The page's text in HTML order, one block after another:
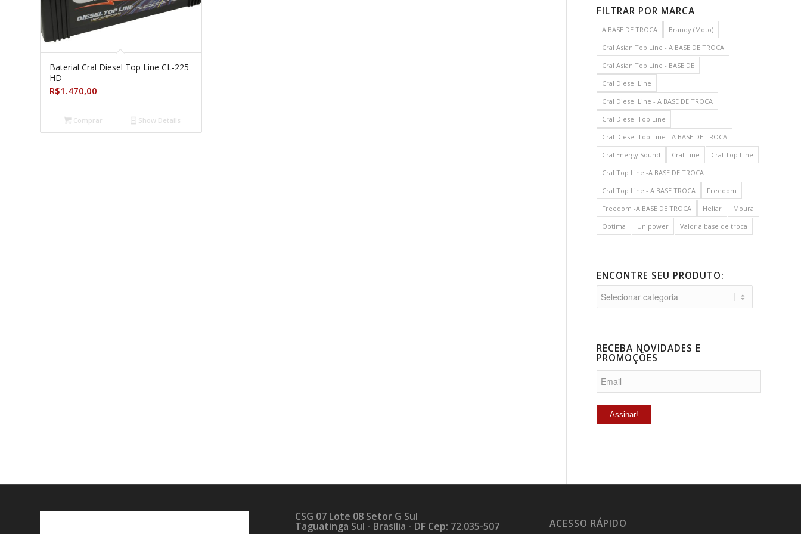
Baterial Cral Diesel Top Line CL-225
HD
R$1.470,00
Comprar Show Details
FILTRAR POR MARCA
A BASE DE TROCA
Brandy (Moto)
Cral Asian Top Line - A BASE DE TROCA
Cral Asian Top Line - BASE DE
Cral Diesel Line
Cral Diesel Line - A BASE DE TROCA
Cral Diesel Top Line
Cral Diesel Top Line - A BASE DE TROCA
Cral Energy Sound
Cral Line
Cral Top Line
Cral Top Line -A BASE DE TROCA
Cral Top Line - A BASE TROCA
Freedom
Freedom -A BASE DE TROCA
Heliar
Moura
Optima
Unipower Valor a base de troca
ENCONTRE SEU PRODUTO:
RECEBA NOVIDADES E
PROMOÇÕES
CSG 07 Lote 08 Setor G Sul
Taguatinga Sul - Brasília - DF Cep: 72.035-507 ACESSO RÁPIDO